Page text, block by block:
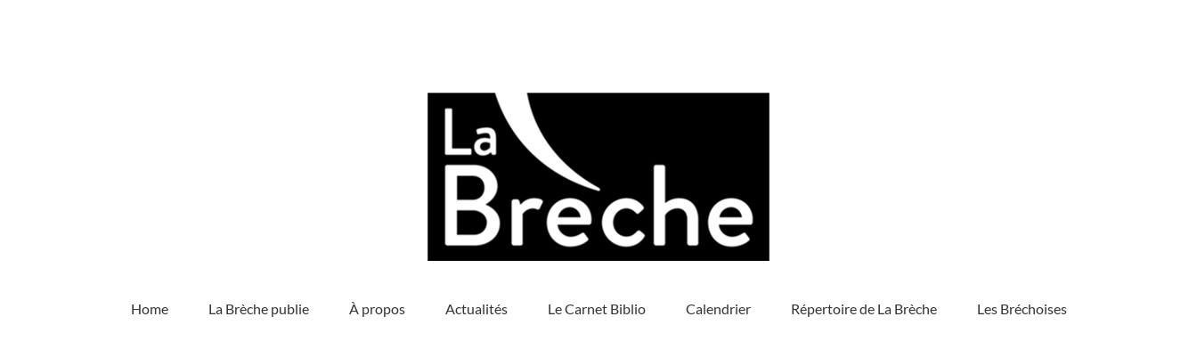
Home La Brèche publie À propos Actualités Le Carnet Biblio Calendrier Répertoire de La Brèche Les Bréchoises